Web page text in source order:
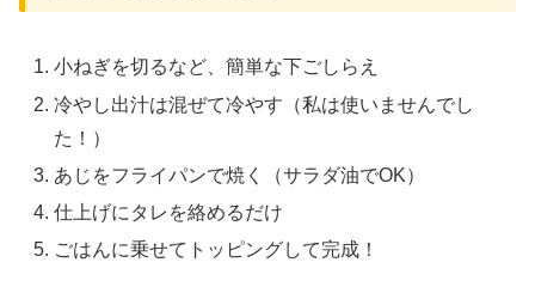
小ねぎを切るなど、簡単な下ごしらえ
冷やし出汁は混ぜて冷やす（私は使いませんでし
た！）
あじをフライパンで焼く（サラダ油でOK）
仕上げにタレを絡めるだけ
ごはんに乗せてトッピングして完成！